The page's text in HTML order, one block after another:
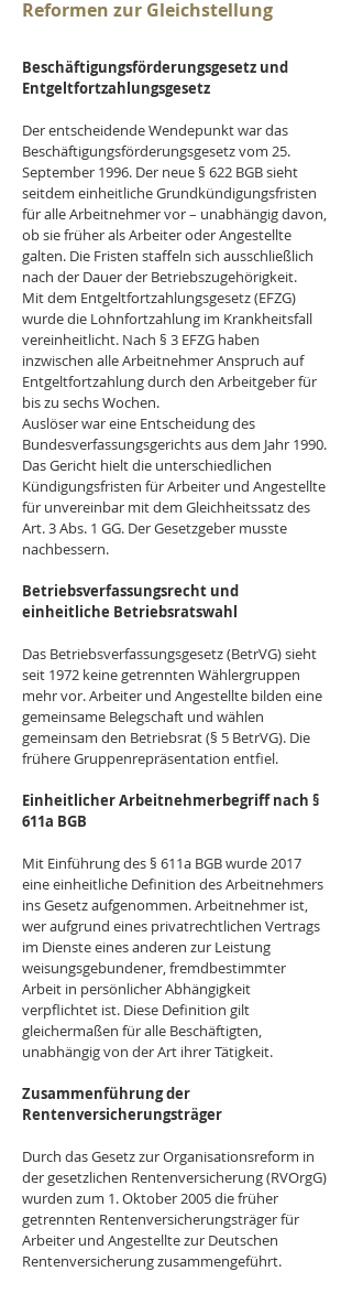
Reformen zur Gleichstellung
Beschäftigungsförderungsgesetz und
Entgeltfortzahlungsgesetz
Der entscheidende Wendepunkt war das
Beschäftigungsförderungsgesetz vom 25.
September 1996. Der neue § 622 BGB sieht
seitdem einheitliche Grundkündigungsfristen
für alle Arbeitnehmer vor – unabhängig davon,
ob sie früher als Arbeiter oder Angestellte
galten. Die Fristen staffeln sich ausschließlich
nach der Dauer der Betriebszugehörigkeit.
Mit dem Entgeltfortzahlungsgesetz (EFZG)
wurde die Lohnfortzahlung im Krankheitsfall
vereinheitlicht. Nach § 3 EFZG haben
inzwischen alle Arbeitnehmer Anspruch auf
Entgeltfortzahlung durch den Arbeitgeber für
bis zu sechs Wochen.
Auslöser war eine Entscheidung des
Bundesverfassungsgerichts aus dem Jahr 1990.
Das Gericht hielt die unterschiedlichen
Kündigungsfristen für Arbeiter und Angestellte
für unvereinbar mit dem Gleichheitssatz des
Art. 3 Abs. 1 GG. Der Gesetzgeber musste
nachbessern.
Betriebsverfassungsrecht und
einheitliche Betriebsratswahl
Das Betriebsverfassungsgesetz (BetrVG) sieht
seit 1972 keine getrennten Wählergruppen
mehr vor. Arbeiter und Angestellte bilden eine
gemeinsame Belegschaft und wählen
gemeinsam den Betriebsrat (§ 5 BetrVG). Die
frühere Gruppenrepräsentation entfiel.
Einheitlicher Arbeitnehmerbegriff nach §
611a BGB
Mit Einführung des § 611a BGB wurde 2017
eine einheitliche Definition des Arbeitnehmers
ins Gesetz aufgenommen. Arbeitnehmer ist,
wer aufgrund eines privatrechtlichen Vertrags
im Dienste eines anderen zur Leistung
weisungsgebundener, fremdbestimmter
Arbeit in persönlicher Abhängigkeit
verpflichtet ist. Diese Definition gilt
gleichermaßen für alle Beschäftigten,
unabhängig von der Art ihrer Tätigkeit.
Zusammenführung der
Rentenversicherungsträger
Durch das Gesetz zur Organisationsreform in
der gesetzlichen Rentenversicherung (RVOrgG)
wurden zum 1. Oktober 2005 die früher
getrennten Rentenversicherungsträger für
Arbeiter und Angestellte zur Deutschen
Rentenversicherung zusammengeführt.